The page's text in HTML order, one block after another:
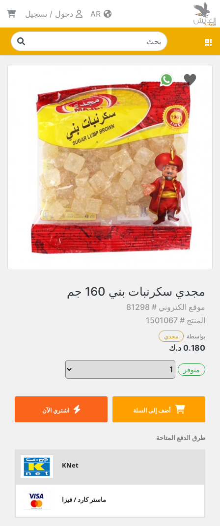
دخول / تسجيل
مجدي سكرنبات بني 160 جم
موقع الكتروني # 81298
المنتج # 1501067
بواسطة مجدي
0.180 د.ك
متوفر
أضف إلى السلة اشتري الآن
طرق الدفع المتاحة
KNet
ماستر كارد / فيزا